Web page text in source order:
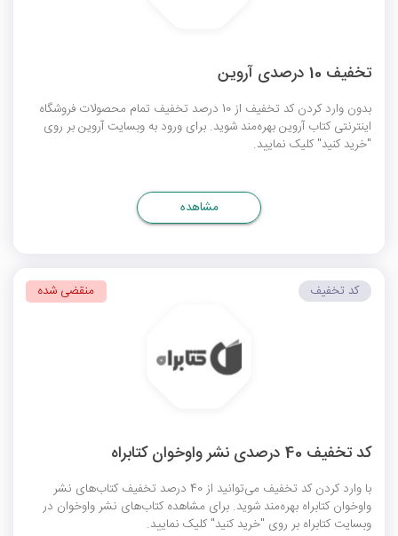
تخفیف 10 درصدی آروین
بدون وارد کردن کد تخفیف از 10 درصد تخفیف تمام محصولات فروشگاه
اینترنتی کتاب آروین بهره‌مند شوید. برای ورود به وبسایت آروین بر روی
"خرید کنید" کلیک نمایید.
مشاهده
کد تخفیف 40 درصدی نشر واوخوان کتابراه
با وارد کردن کد تخفیف می‌توانید از 40 درصد تخفیف کتاب‌های نشر
واوخوان کتابراه بهره‌مند شوید. برای مشاهده کتاب‌های نشر واوخوان در
وبسایت کتابراه بر روی "خرید کنید" کلیک نمایید.
کد تخفیف منقضی شده